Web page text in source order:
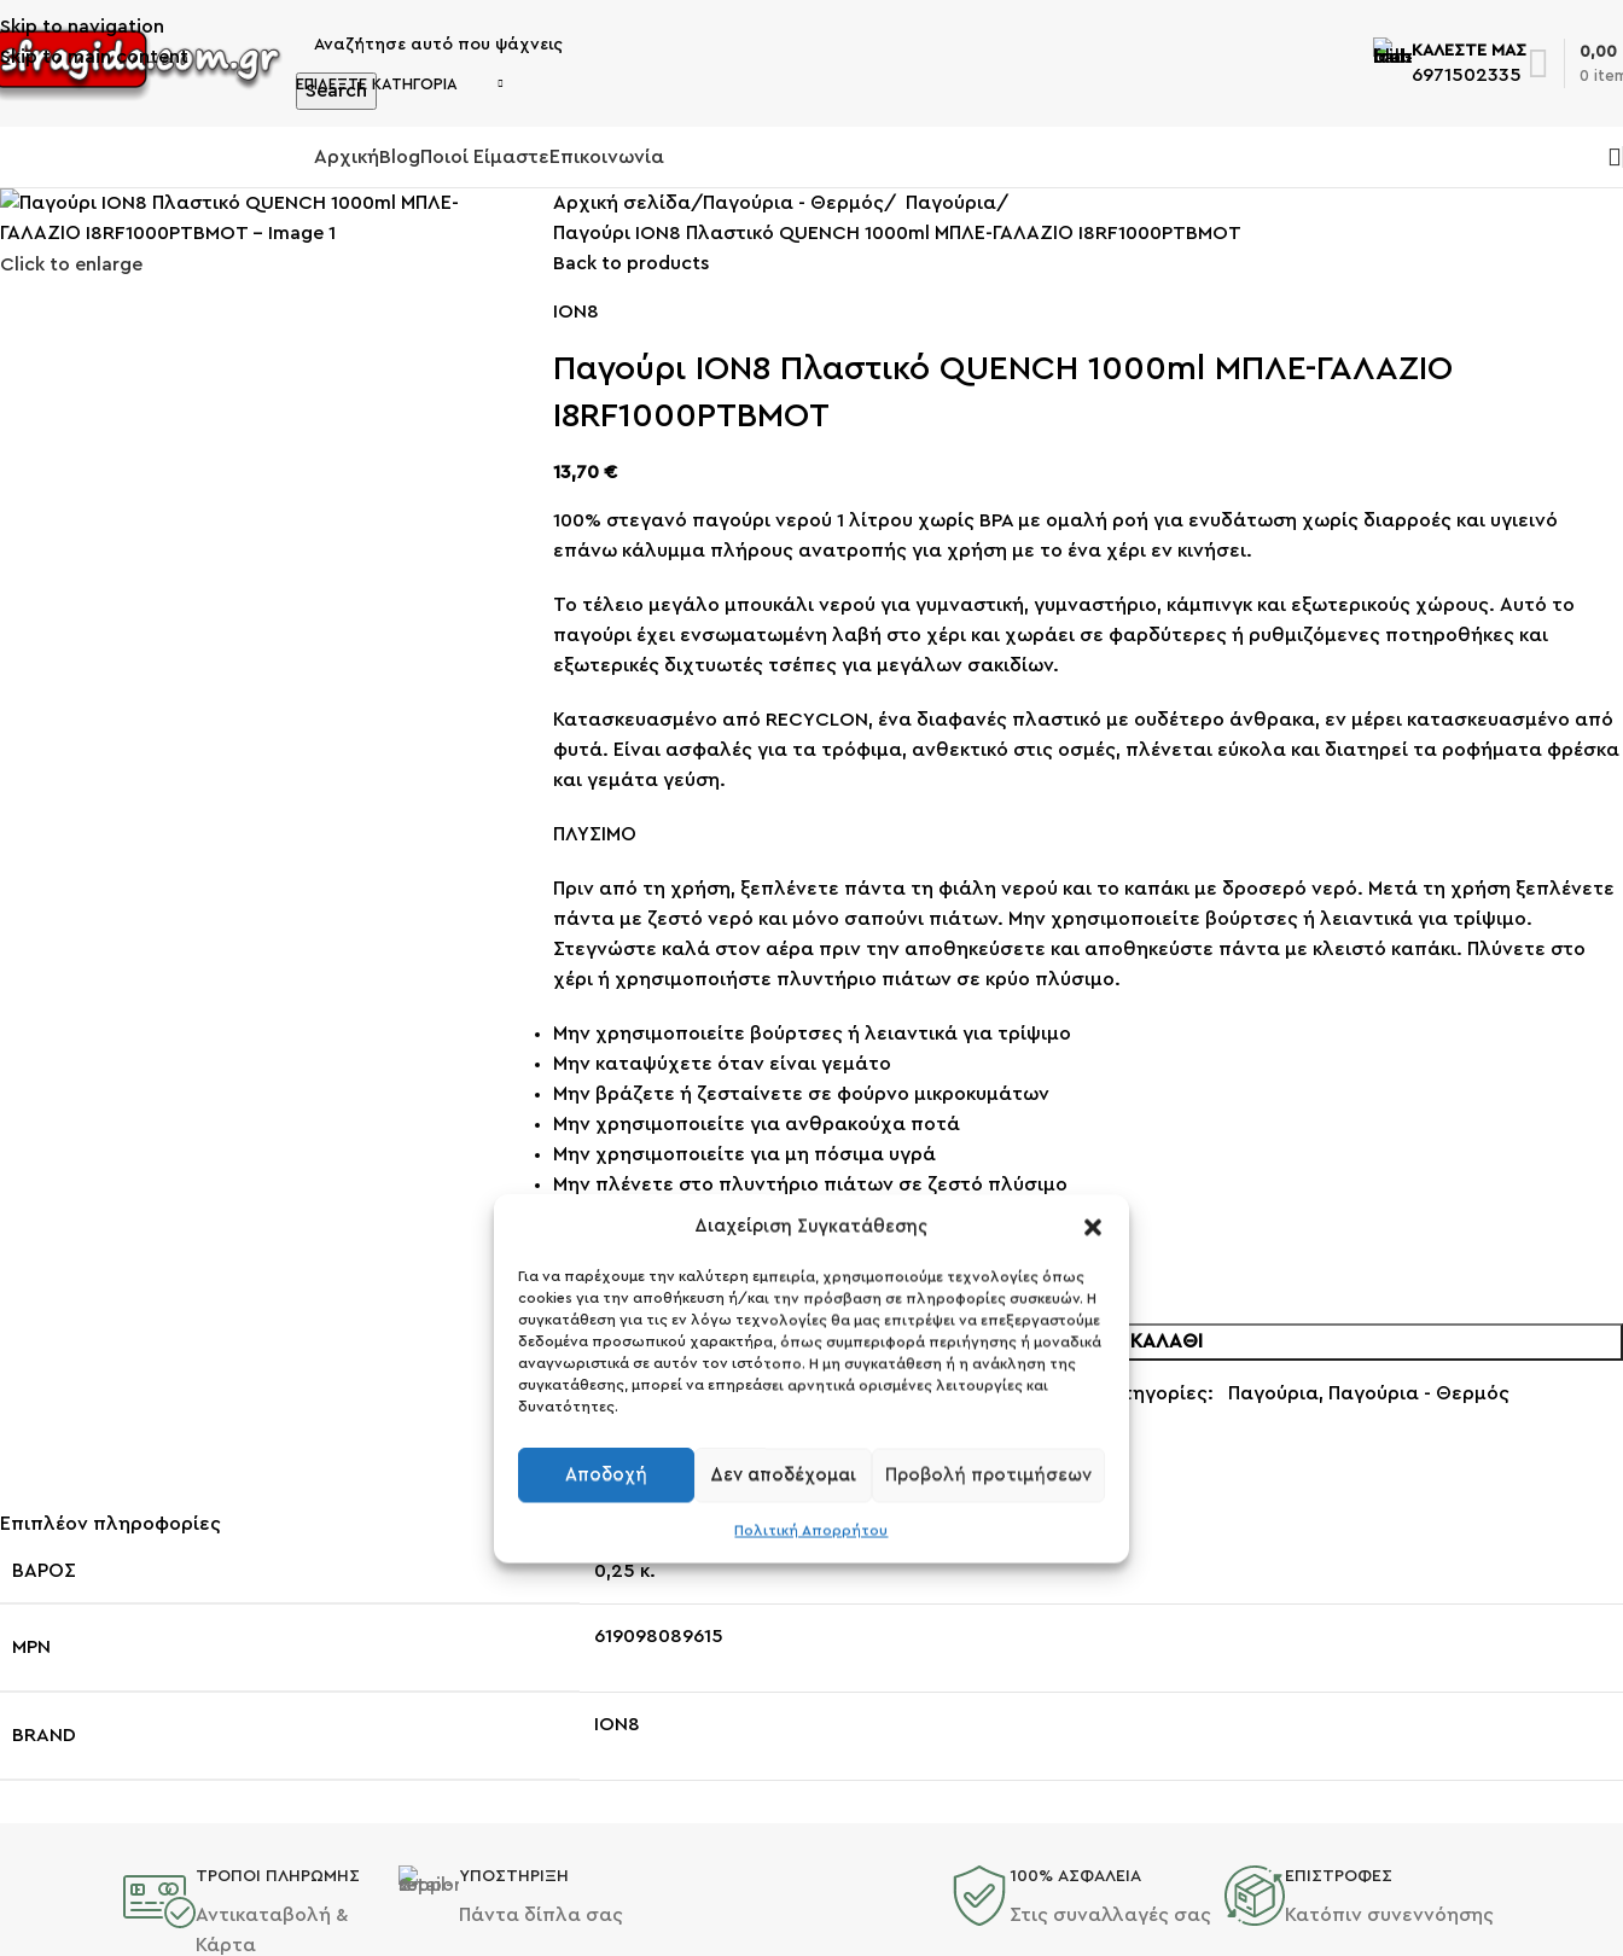
Διαχείριση Συγκατάθεσης
Για να παρέχουμε την καλύτερη εμπειρία, χρησιμοποιούμε τεχνολογίες όπως
cookies για την αποθήκευση ή/και την πρόσβαση σε πληροφορίες συσκευών. Η
συγκατάθεση για τις εν λόγω τεχνολογίες θα μας επιτρέψει να επεξεργαστούμε
δεδομένα προσωπικού χαρακτήρα, όπως συμπεριφορά περιήγησης ή μοναδικά
αναγνωριστικά σε αυτόν τον ιστότοπο. Η μη συγκατάθεση ή η ανάκληση της
συγκατάθεσης, μπορεί να επηρεάσει αρνητικά ορισμένες λειτουργίες και
δυνατότητες.
Αποδοχή Δεν αποδέχομαι Προβολή προτιμήσεων
Πολιτική Απορρήτου
Skip to navigation
Skip to main content
ΕΠΙΛΈΞΤΕ ΚΑΤΗΓΟΡΊΑ
Search
ΚΑΛΕΣΤΕ ΜΑΣ
6971502335 0
0,00
ΑρχικήBlogΠοιοί ΕίμαστεΕπικοινωνία
Click to enlarge
Αρχική σελίδα Παγούρια - Θερμός
Παγούρια
Παγούρι ION8 Πλαστικό QUENCH 1000ml ΜΠΛΕ-ΓΑΛΑΖΙΟ I8RF1000PTBMOT
Back to products
ION8
Παγούρι ION8 Πλαστικό QUENCH 1000ml ΜΠΛΕ-ΓΑΛΑΖΙΟ
I8RF1000PTBMOT
13,70 €
100% στεγανό παγούρι νερού 1 λίτρου χωρίς BPA με ομαλή ροή για ενυδάτωση χωρίς διαρροές και υγιεινό
επάνω κάλυμμα πλήρους ανατροπής για χρήση με το ένα χέρι εν κινήσει.
Το τέλειο μεγάλο μπουκάλι νερού για γυμναστική, γυμναστήριο, κάμπινγκ και εξωτερικούς χώρους. Αυτό το
παγούρι έχει ενσωματωμένη λαβή στο χέρι και χωράει σε φαρδύτερες ή ρυθμιζόμενες ποτηροθήκες και
εξωτερικές διχτυωτές τσέπες για μεγάλων σακιδίων.
Κατασκευασμένο από RECYCLON, ένα διαφανές πλαστικό με ουδέτερο άνθρακα, εν μέρει κατασκευασμένο από
φυτά. Είναι ασφαλές για τα τρόφιμα, ανθεκτικό στις οσμές, πλένεται εύκολα και διατηρεί τα ροφήματα φρέσκα
και γεμάτα γεύση.
ΠΛΥΣΙΜΟ
Πριν από τη χρήση, ξεπλένετε πάντα τη φιάλη νερού και το καπάκι με δροσερό νερό. Μετά τη χρήση ξεπλένετε
πάντα με ζεστό νερό και μόνο σαπούνι πιάτων. Μην χρησιμοποιείτε βούρτσες ή λειαντικά για τρίψιμο.
Στεγνώστε καλά στον αέρα πριν την αποθηκεύσετε και αποθηκεύστε πάντα με κλειστό καπάκι. Πλύνετε στο
χέρι ή χρησιμοποιήστε πλυντήριο πιάτων σε κρύο πλύσιμο.
Μην χρησιμοποιείτε βούρτσες ή λειαντικά για τρίψιμο
Μην καταψύχετε όταν είναι γεμάτο
Μην βράζετε ή ζεσταίνετε σε φούρνο μικροκυμάτων
Μην χρησιμοποιείτε για ανθρακούχα ποτά
Μην χρησιμοποιείτε για μη πόσιμα υγρά
Μην πλένετε στο πλυντήριο πιάτων σε ζεστό πλύσιμο
ΠΡΟΣΘΉΚΗ ΣΤΟ ΚΑΛΆΘΙ
EAN:619098093063 Κωδικός προϊόντος: I8RF1000PTBMOT Κατηγορίες: Παγούρια, Παγούρια - Θερμός
ΕΠΙΠΛΈΟΝ ΠΛΗΡΟΦΟΡΊΕΣ
Επιπλέον πληροφορίες
ΒΆΡΟΣ 0,25 κ.
MPN
619098089615
BRAND
ION8
ΤΡΟΠΟΙ ΠΛΗΡΩΜΗΣ
Αντικαταβολή &
Κάρτα
ΥΠΟΣΤΗΡΙΞΗ
Πάντα δίπλα σας
100% ΑΣΦΑΛΕΙΑ
Στις συναλλαγές σας
ΕΠΙΣΤΡΟΦΕΣ
Κατόπιν συνεννόησης